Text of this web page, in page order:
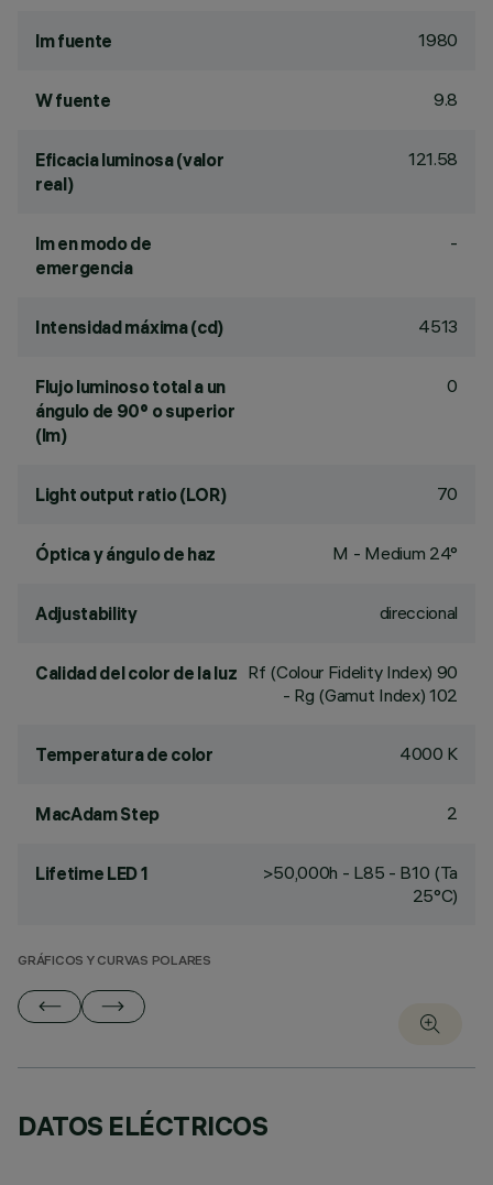
lm fuente 1980
W fuente 9.8
Eficacia luminosa (valor
real)
121.58
lm en modo de
emergencia
-
Intensidad máxima (cd) 4513
Flujo luminoso total a un
ángulo de 90° o superior
(lm)
0
Light output ratio (LOR) 70
Óptica y ángulo de haz M - Medium 24°
Adjustability direccional
Calidad del color de la luz Rf (Colour Fidelity Index) 90
- Rg (Gamut Index) 102
Temperatura de color 4000 K
MacAdam Step 2
Lifetime LED 1
>50,000h - L85 - B10 (Ta
25°C)
GRÁFICOS Y CURVAS POLARES
DATOS ELÉCTRICOS